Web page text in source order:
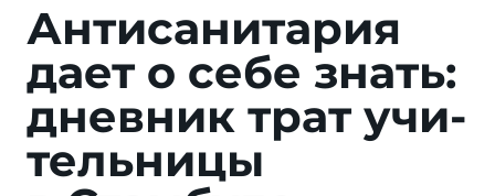
Антисанитария
дает о се­бе знать:
днев­ник трат учи­
тель­ни­цы